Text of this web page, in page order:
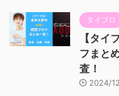
タイプロ
【タイ
フまと
査！
2024/